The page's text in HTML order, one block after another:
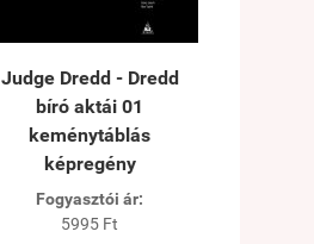
Judge Dredd - Dredd
bíró aktái 01
keménytáblás
képregény
Fogyasztói ár:
5995 Ft